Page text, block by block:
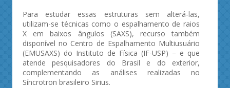
Para estudar essas estruturas sem alterá-las,
utilizam-se técnicas como o espalhamento de raios
X em baixos ângulos (SAXS), recurso também
disponível no Centro de Espalhamento Multiusuário
(EMUSAXS) do Instituto de Física (IF-USP) – e que
atende pesquisadores do Brasil e do exterior,
complementando as análises realizadas no
Síncrotron brasileiro Sirius.